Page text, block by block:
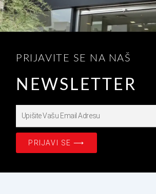
PRIJAVITE SE NA NAŠ
NEWSLETTER
Email
PRIJAVI SE ⟶